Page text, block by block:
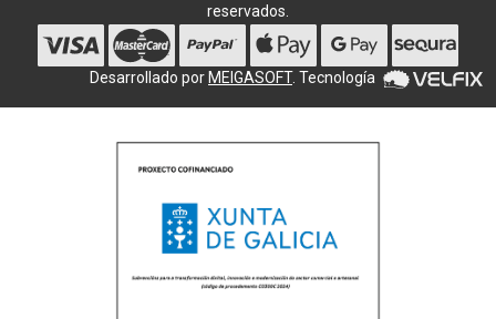
reservados.
Desarrollado por MEIGASOFT. Tecnología